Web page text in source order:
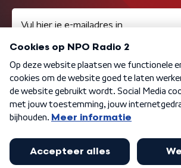
Algemene voorwaarden